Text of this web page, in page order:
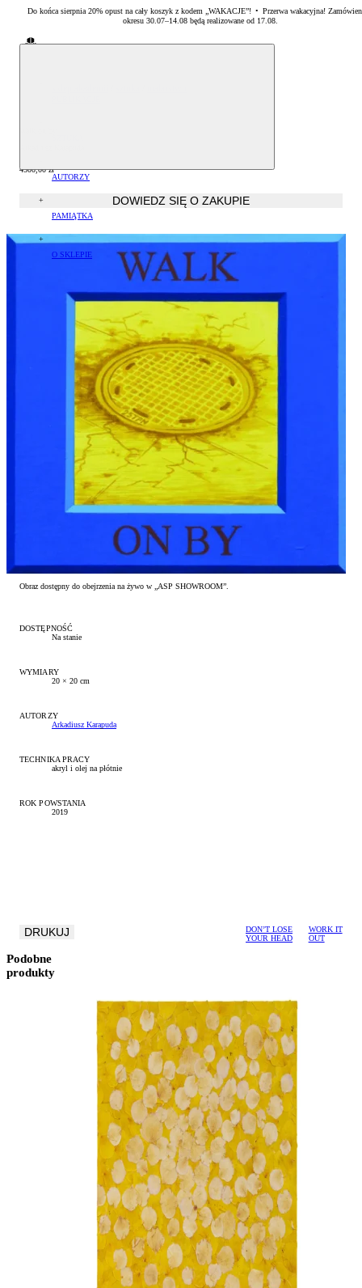
Do końca sierpnia 20% opust na cały koszyk z kodem „WAKACJE”! • Przerwa wakacyjna!
okresu 30.07–14.08 będą realizowane od 17.08.
Zestawy książek
Rzeźba
Grafika
AUTORZY
Arkadiusz Karapuda
Artur Krajewski
Artur Winiarski
Helena Hryszko
Sławomir Marzec
PAMIĄTKA
Drobiazgi
O SKLEPIE
Dostawa
Czas realizacji zamówień
Zwroty i reklamacje
Kontakt
4500,00zł
DOWIEDZ SIĘ O ZAKUPIE
Obraz dostępny do obejrzenia na żywo w „ASP SHOWROOM”.
DOSTĘPNOŚĆ
Na stanie
WYMIARY
20 × 20 cm
AUTORZY
Arkadiusz Karapuda
TECHNIKA PRACY
akryl i olej na płótnie
ROK POWSTANIA
2019
DRUKUJ
DON’T LOSE
YOUR HEAD
WORK IT
OUT
Podobne
produkty